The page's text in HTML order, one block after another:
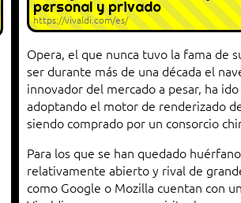
personal y privado
https://vivaldi.com/es/
Opera, el que nunca tuvo la fama de
ser durante más de una década el
innovador del mercado a pesar, ha
adoptando el motor de renderizado
siendo comprado por un consorcio
Para los que se han quedado
relativamente abierto y rival de
como Google o Mozilla cuentan con